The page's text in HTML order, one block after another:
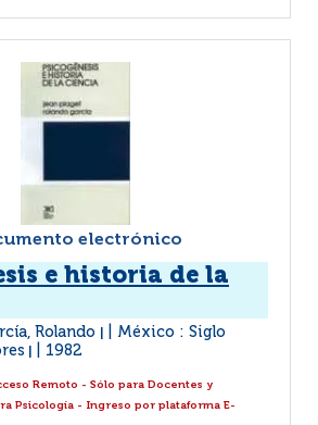
electrónico
e historia de la
Rolando
México : Siglo
1982
Remoto - Sólo para Docentes y
Psicología - Ingreso por plataforma E-